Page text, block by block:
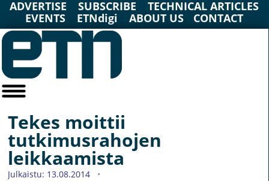
ADVERTISE SUBSCRIBE
TECHNICAL ARTICLES
EVENTS
ETNdigi ABOUT US CONTACT
Tekes moittii
tutkimusrahojen
leikkaamista
Julkaistu: 13.08.2014